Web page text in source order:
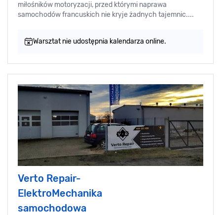
miłośników motoryzacji, przed którymi naprawa
samochodów francuskich nie kryje żadnych tajemnic....
Warsztat nie udostępnia kalendarza online.
Verto Repair-
ElektroMechanika
samochodowa